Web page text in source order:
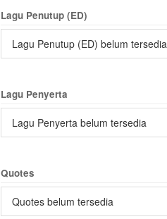
Lagu Penutup (ED)
Lagu Penutup (ED) belum tersedia
Lagu Penyerta
Lagu Penyerta belum tersedia
Quotes
Quotes belum tersedia